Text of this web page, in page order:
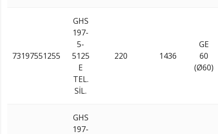
73197551255
GHS
197-
5-
5125
E
TEL.
SİL.
220 1436
GE
60
(Ø60)
GHS
197-